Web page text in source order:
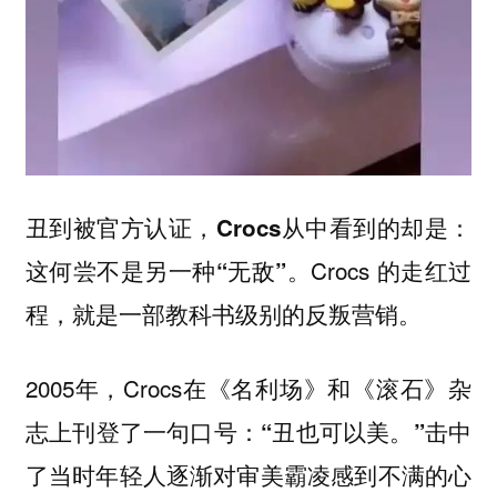
丑到被官方认证，Crocs从中看到的却是：
这何尝不是另一种“无敌”。 Crocs 的走红过
程，就是一部教科书级别的反叛营销。
2005年，Crocs在《名利场》和《滚石》杂
志上刊登了一句口号： “丑也可以美。”击中
了当时年轻人逐渐对审美霸凌感到不满的心